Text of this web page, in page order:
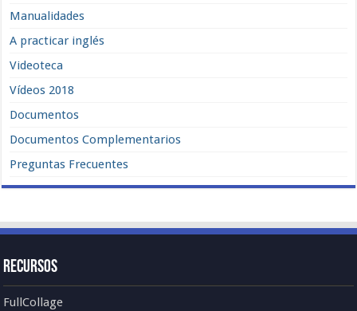
Manualidades
A practicar inglés
Videoteca
Vídeos 2018
Documentos
Documentos Complementarios
Preguntas Frecuentes
Recursos
FullCollage